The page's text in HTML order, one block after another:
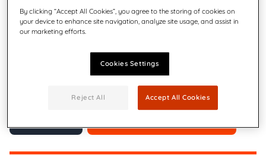
allem durch seine hohe Verarbeitungsgeschwindigkeit
aus. Das CSV-810-Transportband transportiert
Druckmaterial mit einer Transportgeschwindigkeit bis
einen kontrollierten Transport von leichten und
unförmigen Materialien.
By clicking “Accept All Cookies”, you agree to the storing of cookies on
your device to enhance site navigation, analyze site usage, and assist in
our marketing efforts.
Cookies Settings
Reject All Accept All Cookies